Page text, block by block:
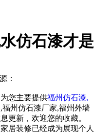
仿石漆才是
：
您主要提供福州仿石漆,
福州仿石漆厂家,福州外墙
更新，欢迎您的收藏。
装修已经成为展现个人